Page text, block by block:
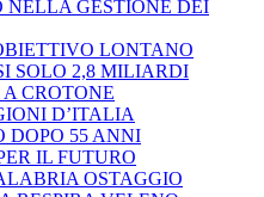
NELLA GESTIONE DEI
LONTANO
SOLO 2,8 MILIARDI
CROTONE
D’ITALIA
DOPO 55 ANNI
IL FUTURO
OSTAGGIO